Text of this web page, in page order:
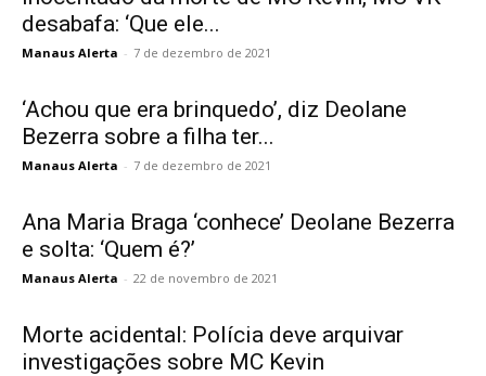
desabafa: ‘Que ele...
Manaus Alerta - 7 de dezembro de 2021
‘Achou que era brinquedo’, diz Deolane
Bezerra sobre a filha ter...
Manaus Alerta - 7 de dezembro de 2021
Ana Maria Braga ‘conhece’ Deolane Bezerra
e solta: ‘Quem é?’
Manaus Alerta - 22 de novembro de 2021
Morte acidental: Polícia deve arquivar
investigações sobre MC Kevin